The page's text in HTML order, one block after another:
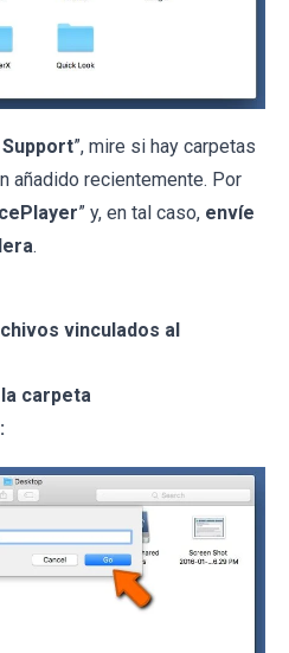
”, mire si hay carpetas
añadido recientemente. Por
” y, en tal caso, envíe
.
vinculados al
carpeta